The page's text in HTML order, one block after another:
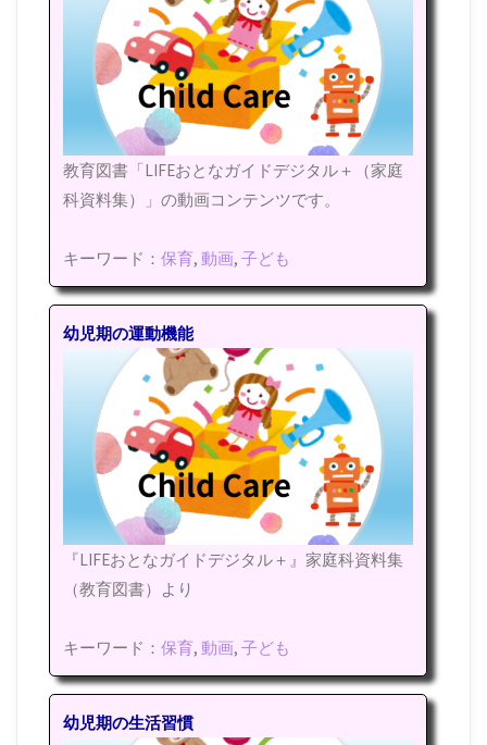
教育図書「LIFEおとなガイドデジタル＋（家庭
科資料集）」の動画コンテンツです。
キーワード：保育,動画,子ども
幼児期の運動機能
『LIFEおとなガイドデジタル＋』家庭科資料集
（教育図書）より
キーワード：保育,動画,子ども
幼児期の生活習慣